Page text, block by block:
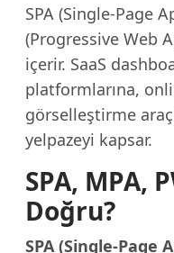
SPA (Single-Page
(Progressive Web
içerir. SaaS
platformlarına,
görselleştirme
yelpazeyi kapsar.
SPA, MPA,
Doğru?
SPA (Single-Page